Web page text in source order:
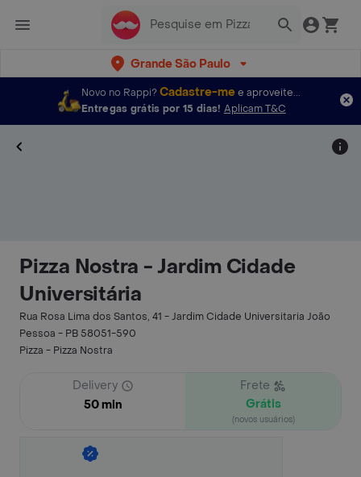
Grande São Paulo
Novo no Rappi? Cadastre-mee aproveite...
Entregas grátis por 15 dias! Aplicam T&C
Pizza Nostra - Jardim Cidade
Universitária
Rua Rosa Lima dos Santos, 41 - Jardim Cidade Universitaria João
Pessoa - PB 58051-590
Pizza - Pizza Nostra
Delivery
50 min
Frete
Grátis
(novos usuários)